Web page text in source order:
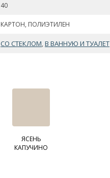
40
КАРТОН, ПОЛИЭТИЛЕН
СО СТЕКЛОМ, В ВАННУЮ И ТУАЛЕТ
ЯСЕНЬ
КАПУЧИНО